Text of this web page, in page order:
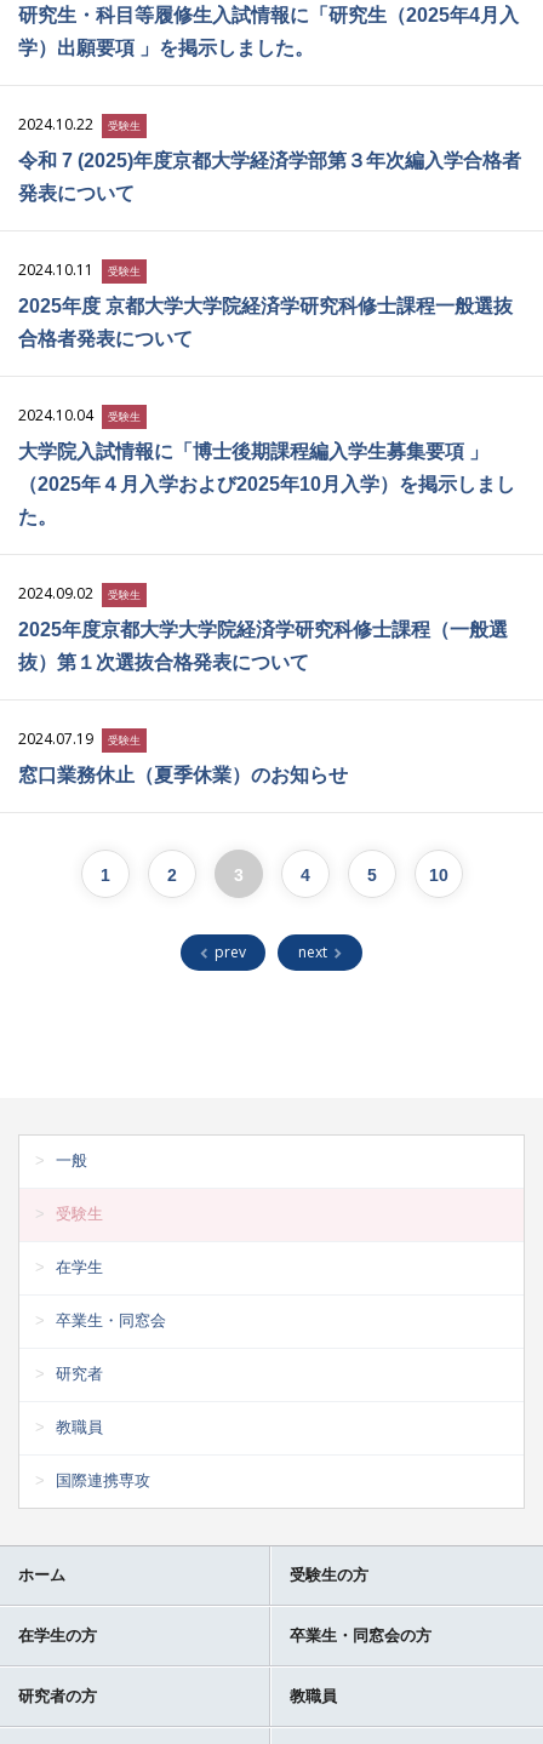
研究生・科目等履修生入試情報に「研究生（2025年4月入
学）出願要項 」を掲示しました。
2024.10.22 受験生
令和 7 (2025)年度京都大学経済学部第３年次編入学合格者
発表について
2024.10.11 受験生
2025年度 京都大学大学院経済学研究科修士課程一般選抜
合格者発表について
2024.10.04 受験生
大学院入試情報に「博士後期課程編入学生募集要項 」
（2025年４月入学および2025年10月入学）を掲示しまし
た。
2024.09.02 受験生
2025年度京都大学大学院経済学研究科修士課程（一般選
抜）第１次選抜合格発表について
2024.07.19 受験生
窓口業務休止（夏季休業）のお知らせ
prev
1 2 3 4 5 10
next
一般
受験生
在学生
卒業生・同窓会
研究者
教職員
国際連携専攻
ホーム 受験生の方
在学生の方 卒業生・同窓会の方
研究者の方 教職員